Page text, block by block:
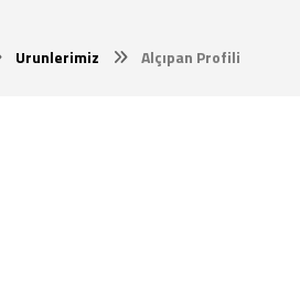
Urunlerimiz Alçıpan Profili